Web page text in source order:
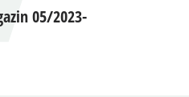
05/2023-